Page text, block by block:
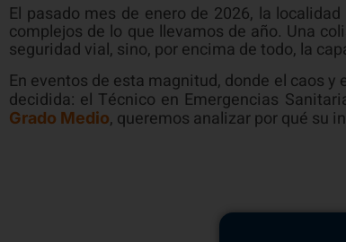
El pasado mes de enero de 2026, la
complejos de lo que llevamos de año. Una
seguridad vial, sino, por encima de todo, la
En eventos de esta magnitud, donde el caos
decidida: el Técnico en Emergencias
Grado Medio, queremos analizar por qué su